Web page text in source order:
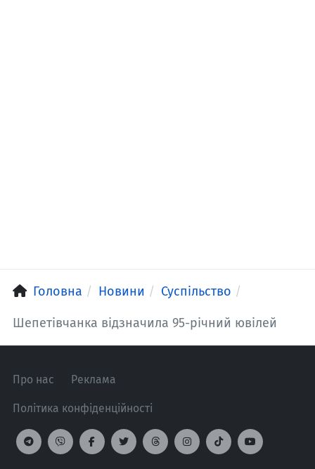
Головна Новини Суспільство
Шепетівчанка відзначила 95-річний ювілей
Про нас Реклама
Політика конфіденційності